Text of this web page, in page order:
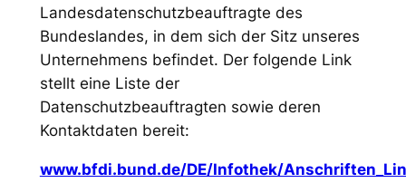
Landesdatenschutzbeauftragte des
Bundeslandes, in dem sich der Sitz unseres
Unternehmens befindet. Der folgende Link
stellt eine Liste der
Datenschutzbeauftragten sowie deren
Kontaktdaten bereit:
www.bfdi.bund.de/DE/Infothek/